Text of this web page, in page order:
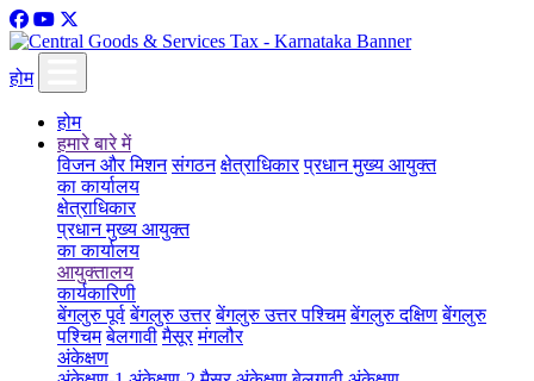
होम
होम
हमारे बारे में
विजन और मिशन संगठन क्षेत्राधिकार प्रधान मुख्य आयुक्त
का कार्यालय
क्षेत्राधिकार
प्रधान मुख्य आयुक्त
का कार्यालय
आयुक्तालय
कार्यकारिणी
बेंगलुरु पूर्व बेंगलुरु उत्तर बेंगलुरु उत्तर पश्चिम बेंगलुरु दक्षिण बेंगलुरु
पश्चिम बेलगावी मैसूर मंगलौर
अंकेक्षण